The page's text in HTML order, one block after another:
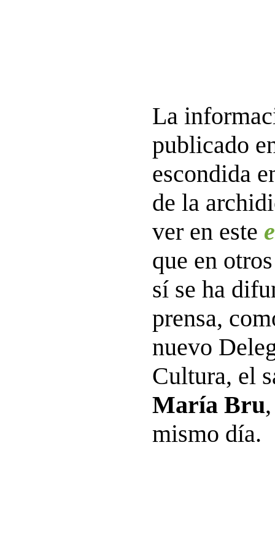
La
publicado
escondida
de la
ver en este
que en
sí se ha
prensa,
nuevo
Cultura, el
María Bru
mismo día.